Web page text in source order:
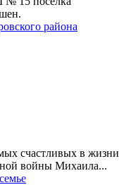
района
счастливых в жизни
войны Михаила...